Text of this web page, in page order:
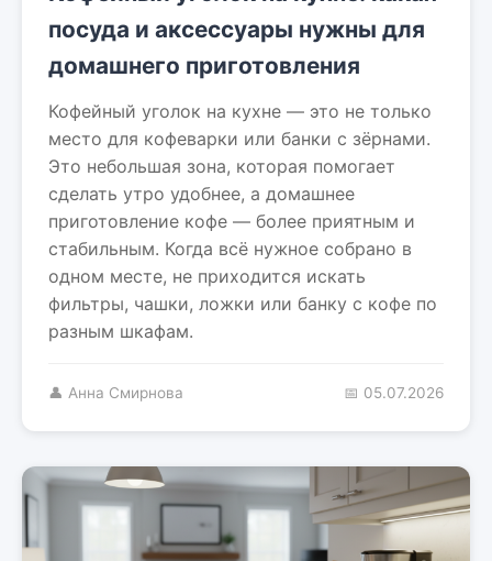
посуда и аксессуары нужны для
домашнего приготовления
Кофейный уголок на кухне — это не только
место для кофеварки или банки с зёрнами.
Это небольшая зона, которая помогает
сделать утро удобнее, а домашнее
приготовление кофе — более приятным и
стабильным. Когда всё нужное собрано в
одном месте, не приходится искать
фильтры, чашки, ложки или банку с кофе по
разным шкафам.
👤 Анна Смирнова 📅 05.07.2026